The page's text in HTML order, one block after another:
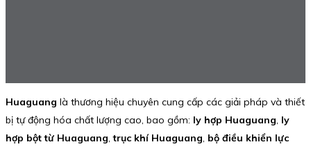
Huaguang là thương hiệu chuyên cung cấp các giải pháp và thiết
bị tự động hóa chất lượng cao, bao gồm: ly hợp Huaguang, ly
hợp bột từ Huaguang,trục khí Huaguang, bộ điều khiển lực